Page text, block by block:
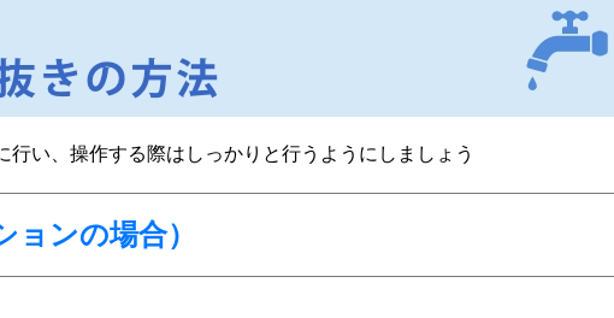
行い、操作する際はしっかりと行うようにしましょう
ョンの場合）